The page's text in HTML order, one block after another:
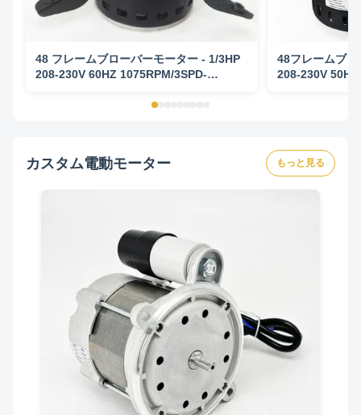
48 フレームブローバーモーター - 1/3HP
208-230V 60HZ 1075RPM/3SPD-
48フレームブ
208-230V 50Hz
カスタム電動モーター もっと見る